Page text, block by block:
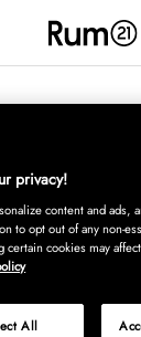
Stålmöbler* →
privacy!
content and ads,
to opt out of any non-
certain cookies may
All